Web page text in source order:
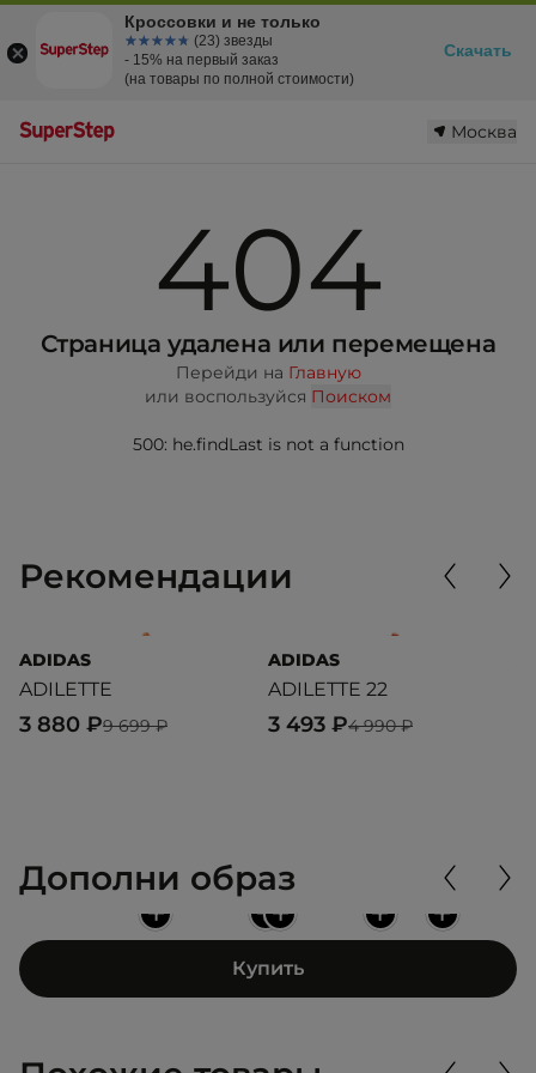
Москва
404
Страница удалена или перемещена
Перейди на Главную
или воспользуйся Поиском
500: he.findLast is not a function
Рекомендации
ADIDAS
ADILETTE
9 699 ₽
3 880 ₽
ADIDAS
ADILETTE 22
4 990 ₽
3 493 ₽
Дополни образ
+
+
+ + +
Купить
Кроссовки и не только
☆☆☆☆☆
★★★★★ (23) звезды
- 15% на первый заказ
(на товары по полной стоимости)
Скачать